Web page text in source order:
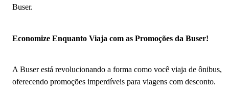
Buser.
Economize Enquanto Viaja com as Promoções da Buser!
A Buser está revolucionando a forma como você viaja de ônibus,
oferecendo promoções imperdíveis para viagens com desconto.